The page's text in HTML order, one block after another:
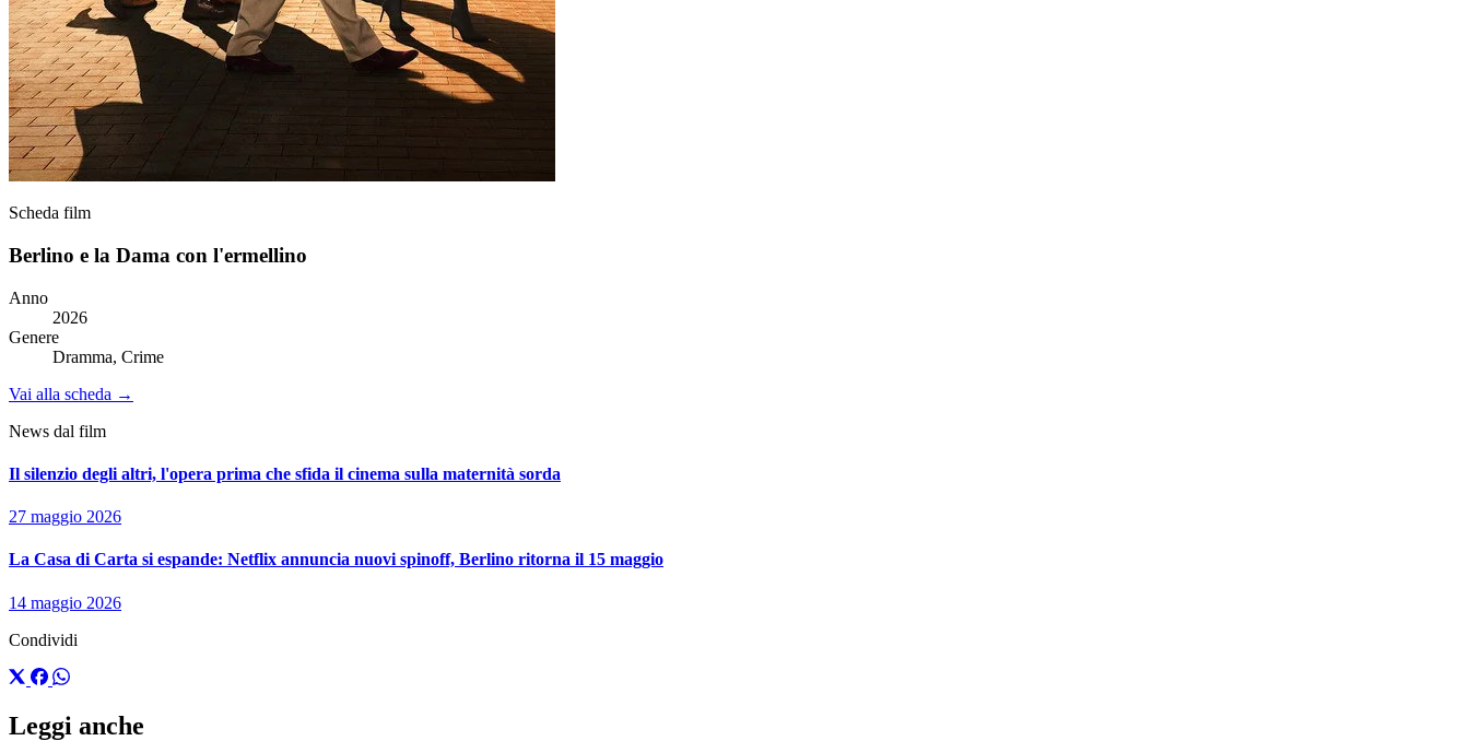
Scheda film
Berlino e la Dama con l'ermellino
Anno
2026
Genere
Dramma, Crime
Vai alla scheda →
News dal film
Il silenzio degli altri, l'opera prima che sfida il cinema sulla maternità sorda
27 maggio 2026
La Casa di Carta si espande: Netflix annuncia nuovi spinoff, Berlino ritorna il 15 maggio
14 maggio 2026
Condividi
Leggi anche